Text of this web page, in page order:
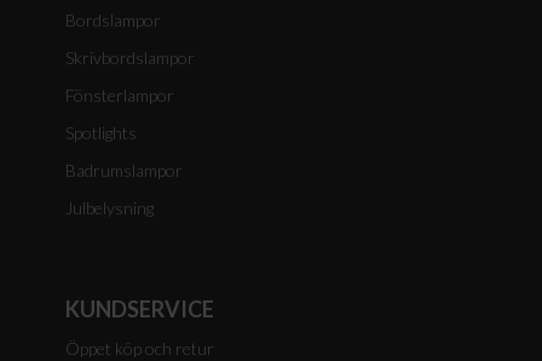
Bordslampor
Skrivbordslampor
Fönsterlampor
Spotlights
Badrumslampor
Julbelysning
KUNDSERVICE
Öppet köp och retur